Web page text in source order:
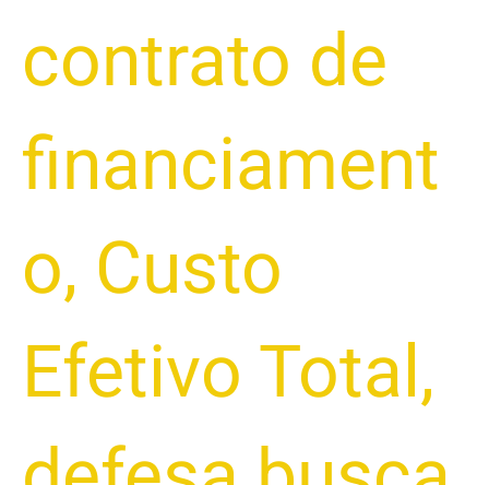
contrato de
financiament
o, Custo
Efetivo Total ,